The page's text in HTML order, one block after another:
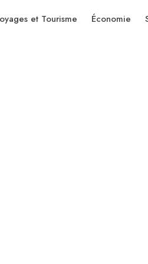
et Tourisme Économie